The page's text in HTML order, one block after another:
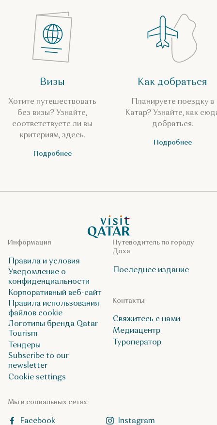
Визы
Хотите путешествовать
без визы? Узнайте,
соответствуете ли вы
критериям, здесь.
Подробнее
Как добраться
Планируете поездку в
Катар? Узнайте, как
добраться.
Подробнее
VisitQatar Homepage
Путеводитель по городу
Доха
Последнее издание
Мы в социальных сетях
Facebook Instagram
Контакты
Свяжитесь с нами
Медиацентр
Туроператор
Информация
Правила и условия
Уведомление о
конфиденциальности
Корпоративный веб-сайт
Правила использования
файлов cookie
Логотипы бренда Qatar
Tourism
Тендеры
Subscribe to our
newsletter
Cookie settings